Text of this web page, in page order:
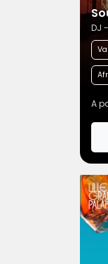
DJ
A